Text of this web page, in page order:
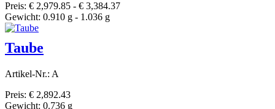
Preis: € 2,979.85 - € 3,384.37
Gewicht: 0.910 g - 1.036 g
Taube
Artikel-Nr.: A
Preis: € 2,892.43
Gewicht: 0.736 g